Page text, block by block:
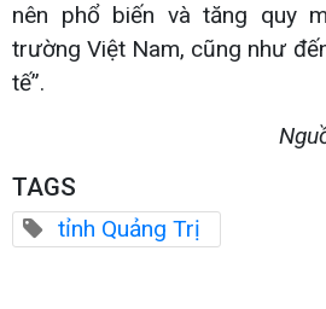
nên phổ biến và tăng quy
trường Việt Nam, cũng như
tế”.
TAGS
tỉnh Quảng Trị